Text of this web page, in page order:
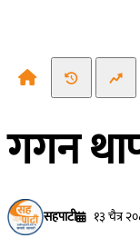
Recent News
गगन
सहपाटी १३ चैत्र